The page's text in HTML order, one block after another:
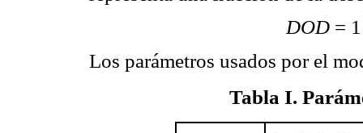
DOD =
Los parámetros usados por el
Tabla I.